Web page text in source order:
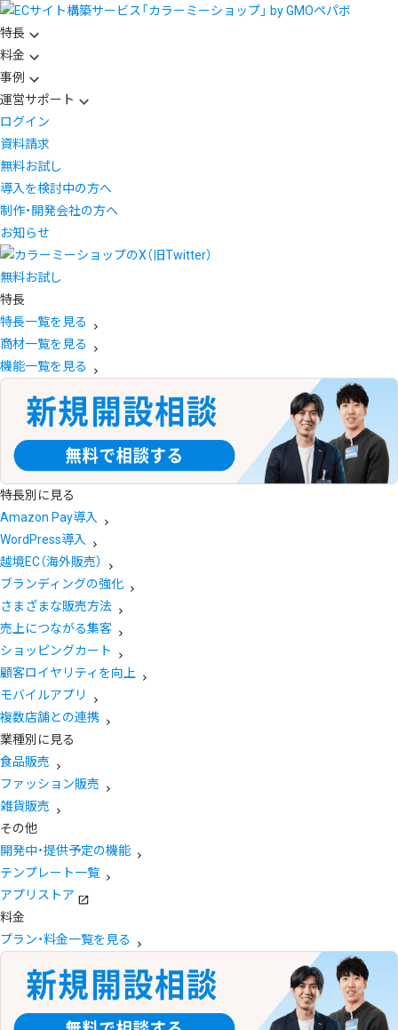
特長
料金
事例
運営サポート
ログイン
資料請求
無料お試し
導入を検討中の方へ
制作・開発会社の方へ
お知らせ
無料お試し
特長
特長一覧を見る
商材一覧を見る
機能一覧を見る
特長別に見る
Amazon Pay導入
WordPress導入
越境EC（海外販売）
ブランディングの強化
さまざまな販売方法
売上につながる集客
ショッピングカート
顧客ロイヤリティを向上
モバイルアプリ
複数店舗との連携
業種別に見る
食品販売
ファッション販売
雑貨販売
その他
開発中・提供予定の機能
テンプレート一覧
アプリストア
料金
プラン・料金一覧を見る